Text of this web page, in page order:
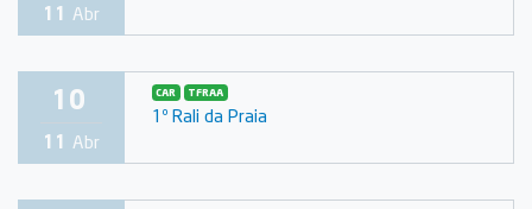
11 Abr
10
11 Abr
CAR TFRAA
1º Rali da Praia